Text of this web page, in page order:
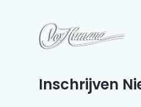
Inschrijven